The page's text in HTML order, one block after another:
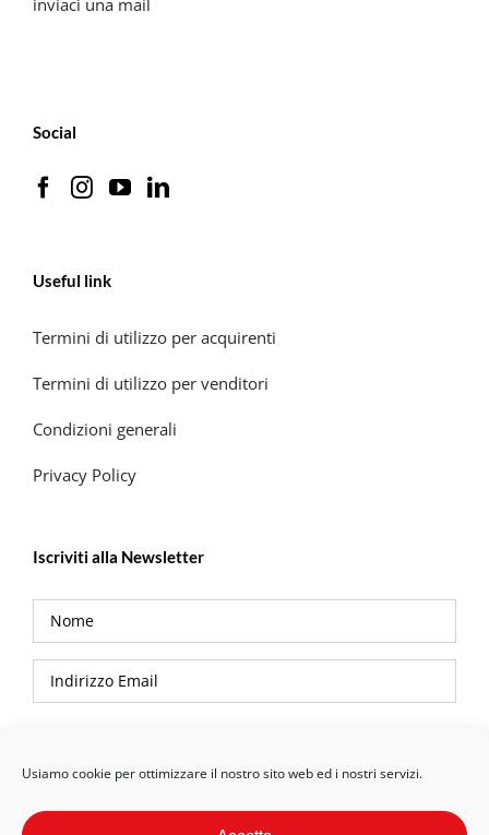
Usiamo cookie per ottimizzare il nostro sito web ed i nostri servizi.
Social
Useful link
Termini di utilizzo per acquirenti
Termini di utilizzo per venditori
Condizioni generali
Privacy Policy
Iscriviti alla Newsletter